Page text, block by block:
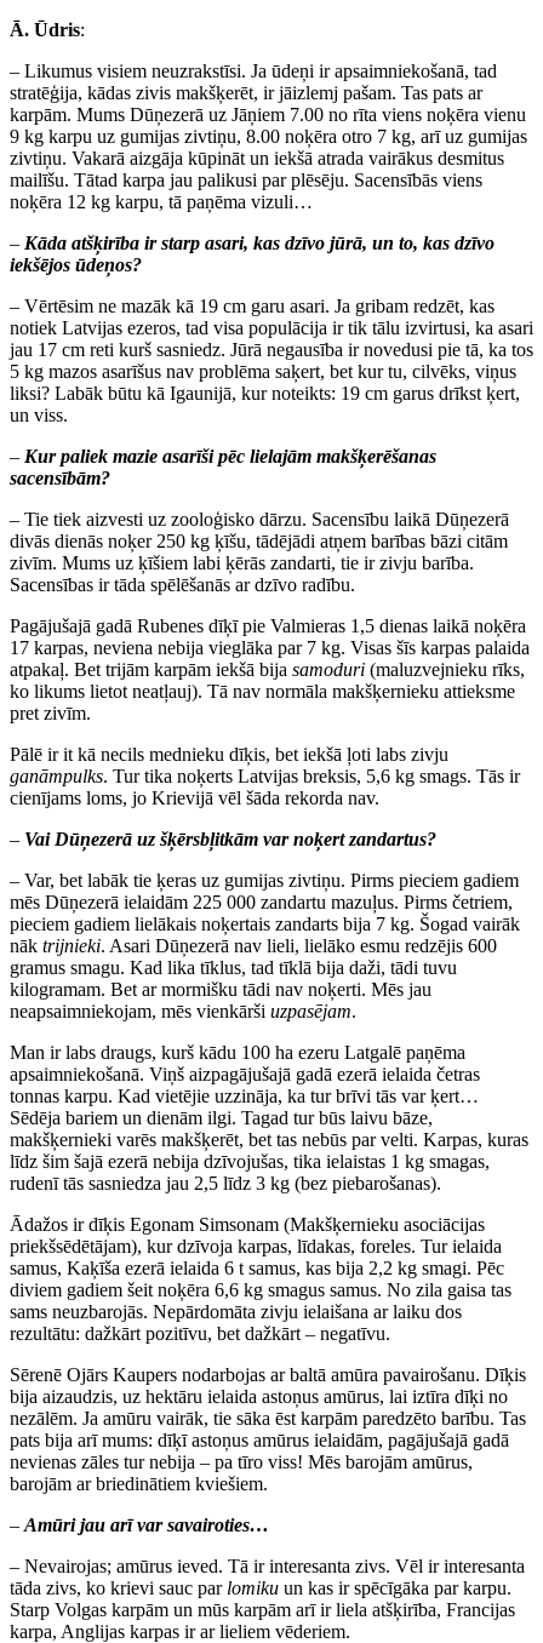
Ā. Ūdris:
– Likumus visiem neuzrakstīsi. Ja ūdeņi ir apsaimniekošanā, tad
stratēģija, kādas zivis makšķerēt, ir jāizlemj pašam. Tas pats ar
karpām. Mums Dūņezerā uz Jāņiem 7.00 no rīta viens noķēra vienu
9 kg karpu uz gumijas zivtiņu, 8.00 noķēra otro 7 kg, arī uz gumijas
zivtiņu. Vakarā aizgāja kūpināt un iekšā atrada vairākus desmitus
mailīšu. Tātad karpa jau palikusi par plēsēju. Sacensībās viens
noķēra 12 kg karpu, tā paņēma vizuli…
– Kāda atšķirība ir starp asari, kas dzīvo jūrā, un to, kas dzīvo
iekšējos ūdeņos?
– Vērtēsim ne mazāk kā 19 cm garu asari. Ja gribam redzēt, kas
notiek Latvijas ezeros, tad visa populācija ir tik tālu izvirtusi, ka asari
jau 17 cm reti kurš sasniedz. Jūrā negausība ir novedusi pie tā, ka tos
5 kg mazos asarīšus nav problēma saķert, bet kur tu, cilvēks, viņus
liksi? Labāk būtu kā Igaunijā, kur noteikts: 19 cm garus drīkst ķert,
un viss.
– Kur paliek mazie asarīši pēc lielajām makšķerēšanas
sacensībām?
– Tie tiek aizvesti uz zooloģisko dārzu. Sacensību laikā Dūņezerā
divās dienās noķer 250 kg ķīšu, tādējādi atņem barības bāzi citām
zivīm. Mums uz ķīšiem labi ķērās zandarti, tie ir zivju barība.
Sacensības ir tāda spēlēšanās ar dzīvo radību.
Pagājušajā gadā Rubenes dīķī pie Valmieras 1,5 dienas laikā noķēra
17 karpas, neviena nebija vieglāka par 7 kg. Visas šīs karpas palaida
atpakaļ. Bet trijām karpām iekšā bija samoduri (maluzvejnieku rīks,
ko likums lietot neatļauj). Tā nav normāla makšķernieku attieksme
pret zivīm.
Pālē ir it kā necils mednieku dīķis, bet iekšā ļoti labs zivju
ganāmpulks. Tur tika noķerts Latvijas breksis, 5,6 kg smags. Tās ir
cienījams loms, jo Krievijā vēl šāda rekorda nav.
– Vai Dūņezerā uz šķērsbļitkām var noķert zandartus?
– Var, bet labāk tie ķeras uz gumijas zivtiņu. Pirms pieciem gadiem
mēs Dūņezerā ielaidām 225 000 zandartu mazuļus. Pirms četriem,
pieciem gadiem lielākais noķertais zandarts bija 7 kg. Šogad vairāk
nāk trijnieki. Asari Dūņezerā nav lieli, lielāko esmu redzējis 600
gramus smagu. Kad lika tīklus, tad tīklā bija daži, tādi tuvu
kilogramam. Bet ar mormišku tādi nav noķerti. Mēs jau
neapsaimniekojam, mēs vienkārši uzpasējam.
Man ir labs draugs, kurš kādu 100 ha ezeru Latgalē paņēma
apsaimniekošanā. Viņš aizpagājušajā gadā ezerā ielaida četras
tonnas karpu. Kad vietējie uzzināja, ka tur brīvi tās var ķert…
Sēdēja bariem un dienām ilgi. Tagad tur būs laivu bāze,
makšķernieki varēs makšķerēt, bet tas nebūs par velti. Karpas, kuras
līdz šim šajā ezerā nebija dzīvojušas, tika ielaistas 1 kg smagas,
rudenī tās sasniedza jau 2,5 līdz 3 kg (bez piebarošanas).
Ādažos ir dīķis Egonam Simsonam (Makšķernieku asociācijas
priekšsēdētājam), kur dzīvoja karpas, līdakas, foreles. Tur ielaida
samus, Kaķīša ezerā ielaida 6 t samus, kas bija 2,2 kg smagi. Pēc
diviem gadiem šeit noķēra 6,6 kg smagus samus. No zila gaisa tas
sams neuzbarojās. Nepārdomāta zivju ielaišana ar laiku dos
rezultātu: dažkārt pozitīvu, bet dažkārt – negatīvu.
Sērenē Ojārs Kaupers nodarbojas ar baltā amūra pavairošanu. Dīķis
bija aizaudzis, uz hektāru ielaida astoņus amūrus, lai iztīra dīķi no
nezālēm. Ja amūru vairāk, tie sāka ēst karpām paredzēto barību. Tas
pats bija arī mums: dīķī astoņus amūrus ielaidām, pagājušajā gadā
nevienas zāles tur nebija – pa tīro viss! Mēs barojām amūrus,
barojām ar briedinātiem kviešiem.
– Amūri jau arī var savairoties…
– Nevairojas; amūrus ieved. Tā ir interesanta zivs. Vēl ir interesanta
tāda zivs, ko krievi sauc par lomiku un kas ir spēcīgāka par karpu.
Starp Volgas karpām un mūs karpām arī ir liela atšķirība, Francijas
karpa, Anglijas karpas ir ar lieliem vēderiem.